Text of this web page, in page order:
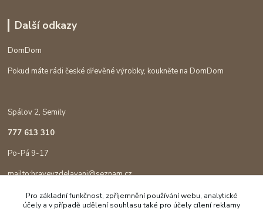
Další odkazy
DomDom
Pokud máte rádi české dřevěné výrobky, koukněte na DomDom
Spálov 2, Semily
777 613 310
Po-Pá 9-17
mailto:hravevzdelavani@seznam.cz
Pro základní funkčnost, zpříjemnění používání webu, analytické
účely a v případě udělení souhlasu také pro účely cílení reklamy